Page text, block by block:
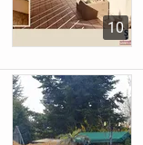
10